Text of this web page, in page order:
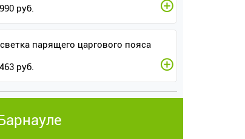
руб.
парящего царгового пояса
руб.